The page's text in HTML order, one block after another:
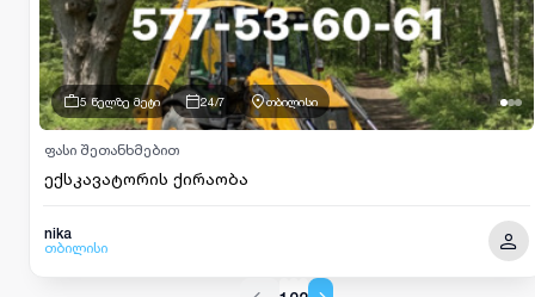
5 წელზე მეტი 24/7 თბილისი
ექსკავატორის ქირაობა
ფასი შეთანხმებით
nika
თბილისი